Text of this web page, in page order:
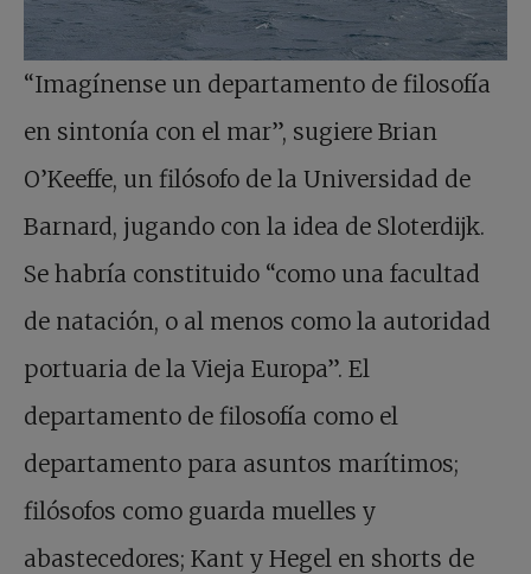
“Imagínense un departamento de filosofía
en sintonía con el mar”, sugiere Brian
O’Keeffe, un filósofo de la Universidad de
Barnard, jugando con la idea de Sloterdijk.
Se habría constituido “como una facultad
de natación, o al menos como la autoridad
portuaria de la Vieja Europa”. El
departamento de filosofía como el
departamento para asuntos marítimos;
filósofos como guarda muelles y
abastecedores; Kant y Hegel en shorts de